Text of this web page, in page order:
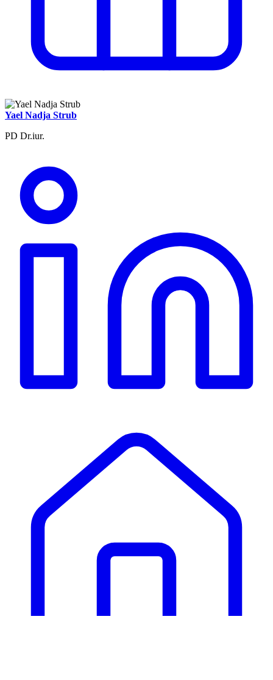
Yael Nadja Strub
PD Dr.iur.